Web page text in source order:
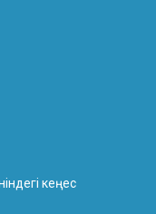
кеңес